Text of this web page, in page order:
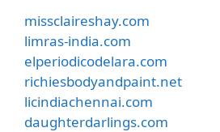
missclaireshay.com
limras-india.com
elperiodicodelara.com
richiesbodyandpaint.net
licindiachennai.com
daughterdarlings.com